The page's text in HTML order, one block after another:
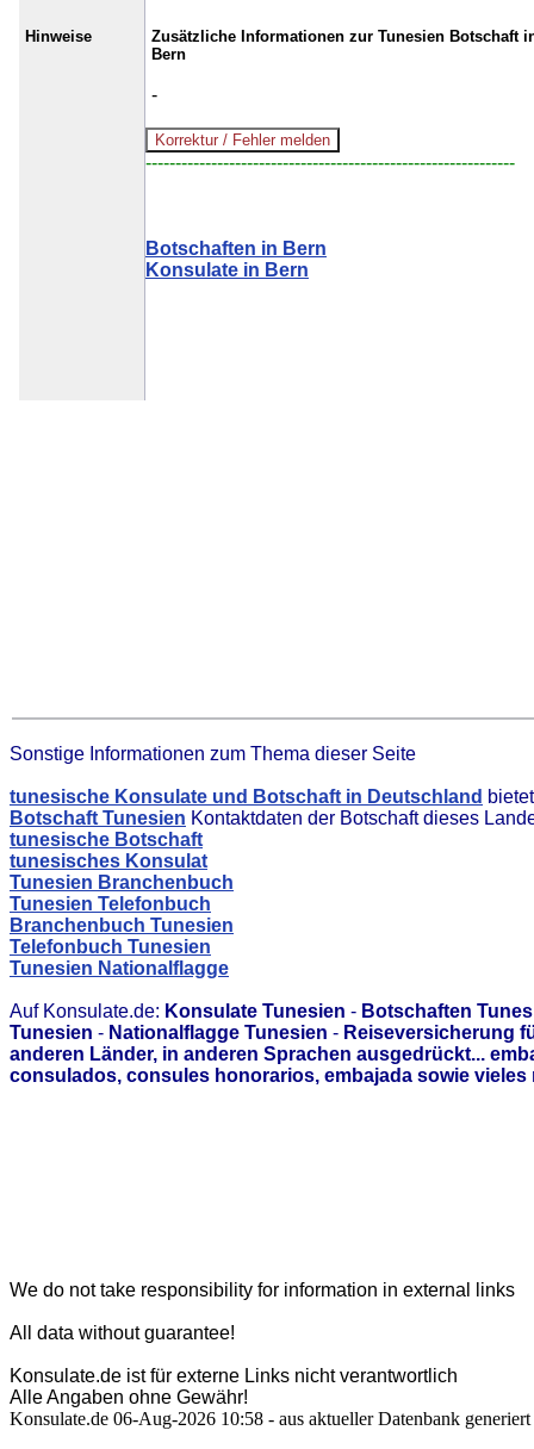
Hinweise
Zusätzliche Informationen zur Tunesien Botschaft
Bern
-
--------------------------------------------------------------
Botschaften in Bern
Konsulate in Bern
Sonstige Informationen zum Thema dieser Seite
tunesische Konsulate und Botschaft in Deutschland
Botschaft Tunesien Kontaktdaten der Botschaft dieses
tunesische Botschaft
tunesisches Konsulat
Tunesien Branchenbuch
Tunesien Telefonbuch
Branchenbuch Tunesien
Telefonbuch Tunesien
Tunesien Nationalflagge
Auf Konsulate.de: Konsulate Tunesien - Botschaften
Tunesien - Nationalflagge Tunesien - Reiseversicherung
anderen Länder, in anderen Sprachen ausgedrückt...
consulados, consules honorarios, embajada sowie vieles
We do not take responsibility for information in external links
All data without guarantee!
Konsulate.de ist für externe Links nicht verantwortlich
Alle Angaben ohne Gewähr!
Konsulate.de 06-Aug-2026 10:58 - aus aktueller Datenbank generiert